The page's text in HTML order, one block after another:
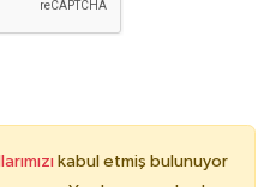
kabul etmiş bulunuyor